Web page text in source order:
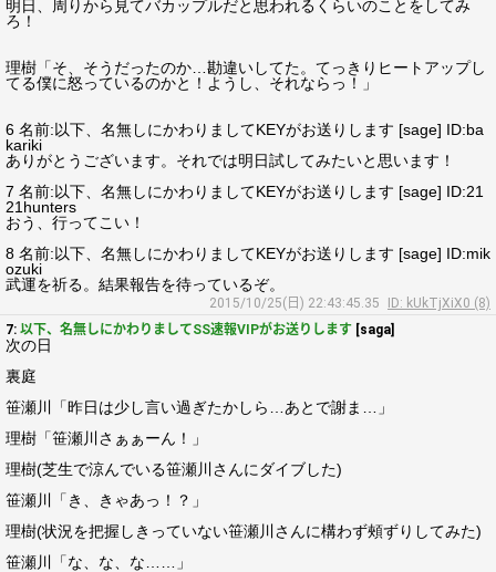
明日、周りから見てバカップルだと思われるくらいのことをしてみ
ろ！
理樹「そ、そうだったのか…勘違いしてた。てっきりヒートアップし
てる僕に怒っているのかと！ようし、それならっ！」
6 名前:以下、名無しにかわりましてKEYがお送りします [sage] ID:ba
kariki
ありがとうございます。それでは明日試してみたいと思います！
7 名前:以下、名無しにかわりましてKEYがお送りします [sage] ID:21
21hunters
おう、行ってこい！
8 名前:以下、名無しにかわりましてKEYがお送りします [sage] ID:mik
ozuki
武運を祈る。結果報告を待っているぞ。
2015/10/25(日) 22:43:45.35
ID: kUkTjXiX0 (8)
7: 以下、名無しにかわりましてSS速報VIPがお送りします [saga]
次の日
裏庭
笹瀬川「昨日は少し言い過ぎたかしら…あとで謝ま…」
理樹「笹瀬川さぁぁーん！」
理樹(芝生で涼んでいる笹瀬川さんにダイブした)
笹瀬川「き、きゃあっ！？」
理樹(状況を把握しきっていない笹瀬川さんに構わず頰ずりしてみた)
笹瀬川「な、な、な……」